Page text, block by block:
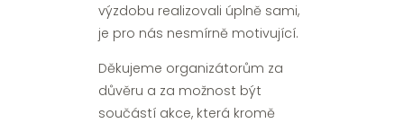
výzdobu realizovali úplně sami,
je pro nás nesmírně motivující.
Děkujeme organizátorům za
důvěru a za možnost být
součástí akce, která kromě